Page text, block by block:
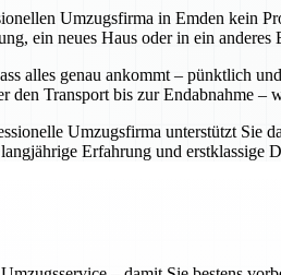
Umzugsfirma in Emden kein
ein neues Haus oder in ein
alles genau ankommt – pünktlich
Transport bis zur Endabnahme
Umzugsfirma unterstützt
Erfahrung und erstklassige